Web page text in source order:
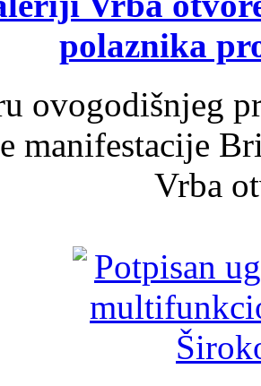
polaznika
ovogodišnjeg
manifestacije
Vrba